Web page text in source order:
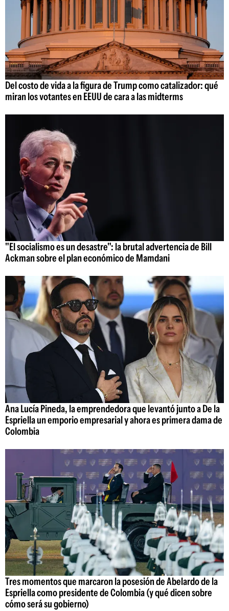
Del costo de vida a la figura de Trump como catalizador: qué
miran los votantes en EEUU de cara a las midterms
"El socialismo es un desastre": la brutal advertencia de Bill
Ackman sobre el plan económico de Mamdani
Ana Lucía Pineda, la emprendedora que levantó junto a De la
Espriella un emporio empresarial y ahora es primera dama de
Colombia
Tres momentos que marcaron la posesión de Abelardo de la
Espriella como presidente de Colombia (y qué dicen sobre
cómo será su gobierno)